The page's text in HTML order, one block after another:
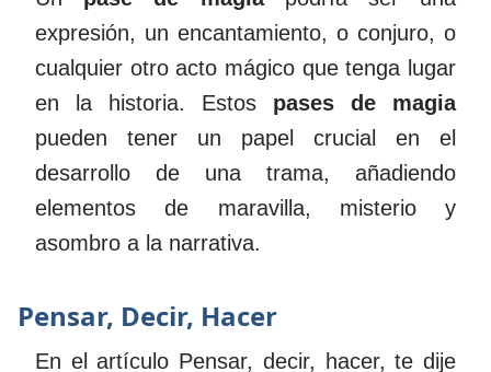
expresión, un encantamiento, o conjuro, o
cualquier otro acto mágico que tenga lugar
en la historia. Estos pases de magia
pueden tener un papel crucial en el
desarrollo de una trama, añadiendo
elementos de maravilla, misterio y
asombro a la narrativa.
Pensar, Decir, Hacer
En el artículo Pensar, decir, hacer, te dije